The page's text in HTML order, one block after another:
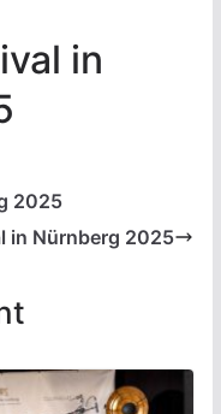
in
2025
in Nürnberg 2025